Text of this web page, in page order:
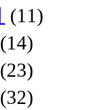
(11)
(14)
(23)
(32)